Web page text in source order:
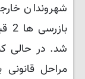
شهروندان
مراحل